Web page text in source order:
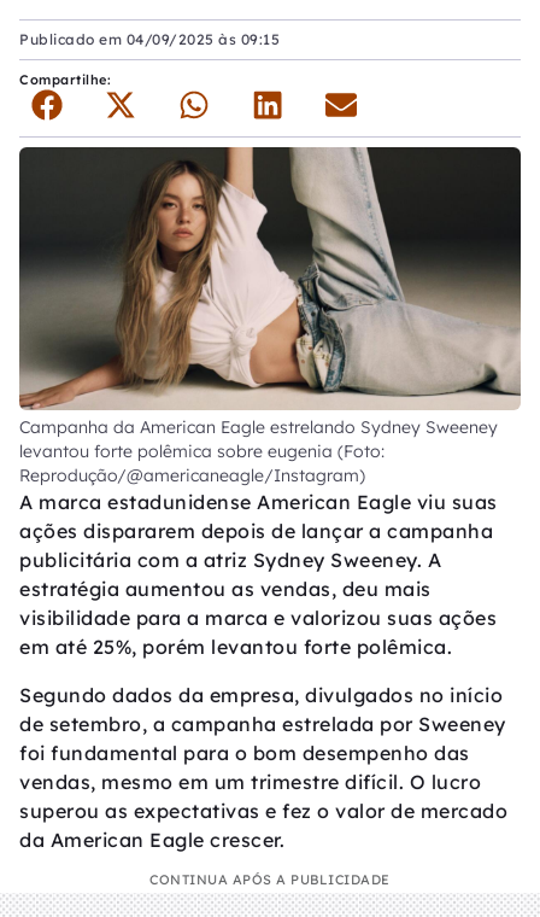
Publicado em 04/09/2025 às 09:15
Compartilhe:
Campanha da American Eagle estrelando Sydney Sweeney
levantou forte polêmica sobre eugenia (Foto:
Reprodução/@americaneagle/Instagram)
A marca estadunidense American Eagle viu suas
ações dispararem depois de lançar a campanha
publicitária com a atriz Sydney Sweeney. A
estratégia aumentou as vendas, deu mais
visibilidade para a marca e valorizou suas ações
em até 25%, porém levantou forte polêmica.
Segundo dados da empresa, divulgados no início
de setembro, a campanha estrelada por Sweeney
foi fundamental para o bom desempenho das
vendas, mesmo em um trimestre difícil. O lucro
superou as expectativas e fez o valor de mercado
da American Eagle crescer.
CONTINUA APÓS A PUBLICIDADE